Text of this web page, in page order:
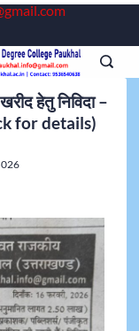
हेतु निविदा –
for details)